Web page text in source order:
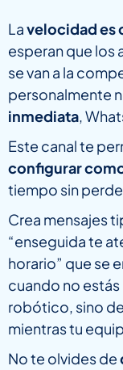
Lavelocidad es
esperan que los
se van a la
personalmente
inmediata,
Este canal te
configurar
tiempo sin
Crea mensajes
“enseguida te
horario” que se
cuando no
robótico, sino de
mientras tu
No te olvides de